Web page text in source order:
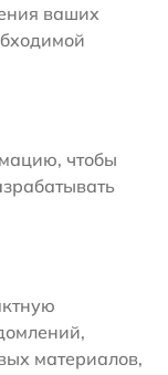
ваших
чтобы
материалов,